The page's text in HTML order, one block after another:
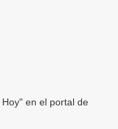
en el portal de